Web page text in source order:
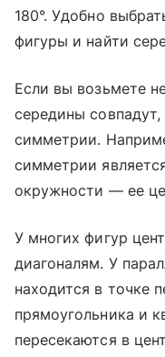
180°. Удобно
фигуры и найти
Если вы возьмете
середины совпадут,
симметрии.
симметрии
окружности — ее
У многих фигур
диагоналям. У
находится в точке
прямоугольника и
пересекаются в